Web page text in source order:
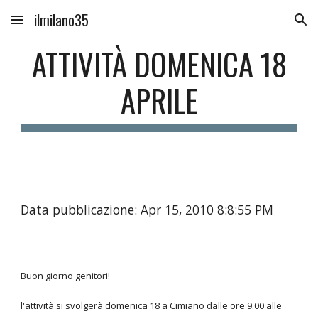
Skip to main content Skip to navigation
ilmilano35
ATTIVITÀ DOMENICA 18
APRILE
Data pubblicazione: Apr 15, 2010 8:8:55 PM
Buon giorno genitori!
l'attività si svolgerà domenica 18 a Cimiano dalle ore 9.00 alle